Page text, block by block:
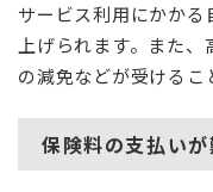
サービス利用にかか
上げられます。また
の減免などが受けるこ
保険料の支払い